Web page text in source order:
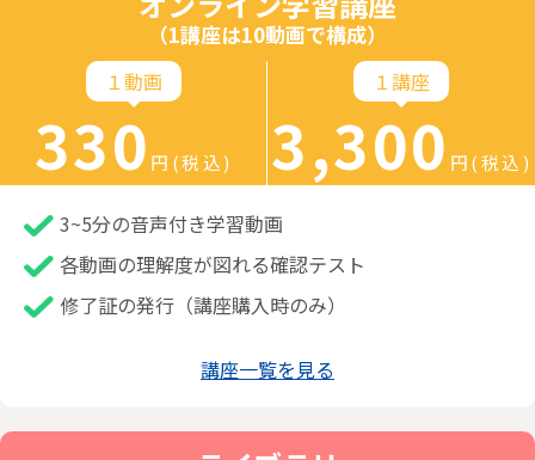
（1講座は10動画で構成）
１動画
330 円(税込)
１講座
3,300 円(税込)
3~5分の音声付き学習動画
各動画の理解度が図れる確認テスト
修了証の発行（講座購入時のみ）
講座一覧を見る